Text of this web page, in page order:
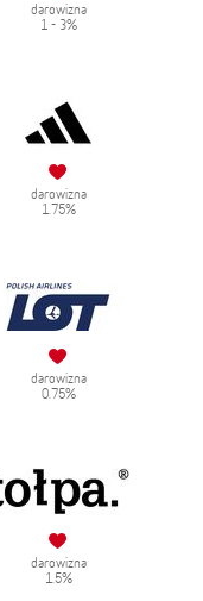
darowizna
1 - 3%
darowizna
1.75%
darowizna
0.75%
darowizna
1.5%